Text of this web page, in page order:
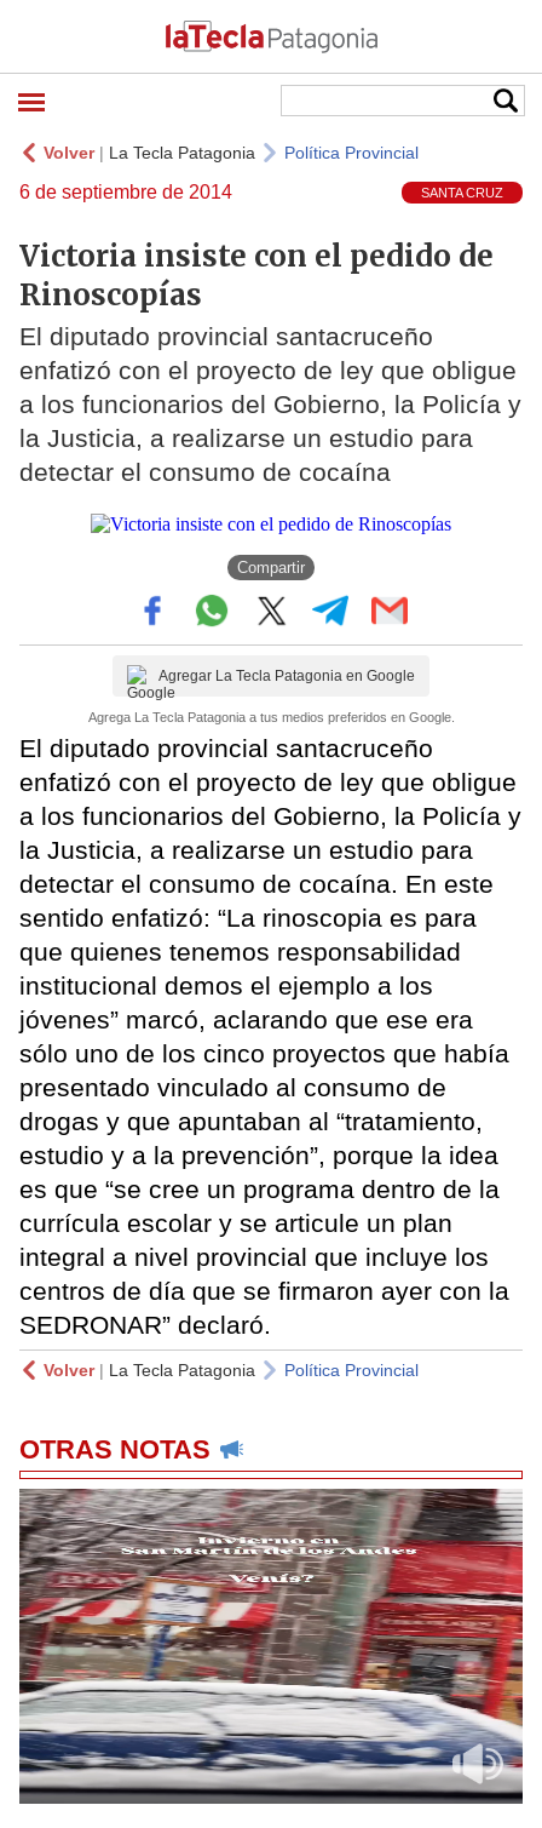
Volver| La Tecla Patagonia Política Provincial
6 de septiembre de 2014 SANTA CRUZ
Victoria insiste con el pedido de
Rinoscopías
El diputado provincial santacruceño
enfatizó con el proyecto de ley que obligue
a los funcionarios del Gobierno, la Policía y
la Justicia, a realizarse un estudio para
detectar el consumo de cocaína
Compartir
Agregar La Tecla Patagonia en Google
Agrega La Tecla Patagonia a tus medios preferidos en Google.
El diputado provincial santacruceño
enfatizó con el proyecto de ley que obligue
a los funcionarios del Gobierno, la Policía y
la Justicia, a realizarse un estudio para
detectar el consumo de cocaína. En este
sentido enfatizó: “La rinoscopia es para
que quienes tenemos responsabilidad
institucional demos el ejemplo a los
jóvenes” marcó, aclarando que ese era
sólo uno de los cinco proyectos que había
presentado vinculado al consumo de
drogas y que apuntaban al “tratamiento,
estudio y a la prevención”, porque la idea
es que “se cree un programa dentro de la
currícula escolar y se articule un plan
integral a nivel provincial que incluye los
centros de día que se firmaron ayer con la
SEDRONAR” declaró.
Volver| La Tecla Patagonia Política Provincial
OTRAS NOTAS